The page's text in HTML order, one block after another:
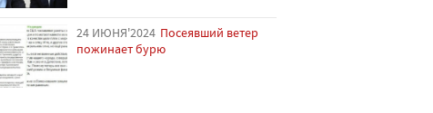
24 ИЮНЯ'2024 Посеявший ветер
пожинает бурю